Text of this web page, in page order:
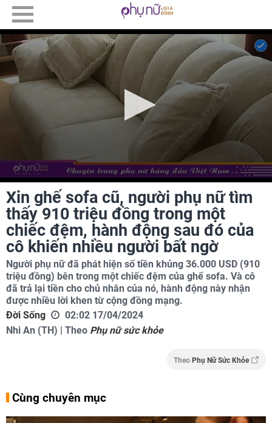
Xin ghế sofa cũ, người phụ nữ tìm
thấy 910 triệu đồng trong một
chiếc đệm, hành động sau đó của
cô khiến nhiều người bất ngờ
Người phụ nữ đã phát hiện số tiền khủng 36.000 USD (910
triệu đồng) bên trong một chiếc đệm của ghế sofa. Và cô
đã trả lại tiền cho chủ nhân của nó, hành động này nhận
được nhiều lời khen từ cộng đồng mạng.
Đời Sống
02:02 17/04/2024
Nhi An (TH) | Theo Phụ nữ sức khỏe
Theo Phụ Nữ Sức Khỏe
Cùng chuyên mục